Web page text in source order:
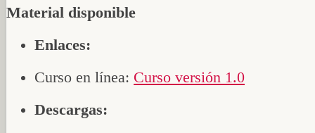
Material disponible
Enlaces:
Curso en línea: Curso versión 1.0
Descargas: